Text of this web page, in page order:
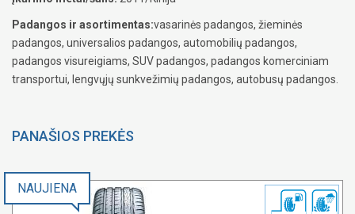
Padangos ir asortimentas:vasarinės padangos, žieminės
padangos, universalios padangos, automobilių padangos,
padangos visureigiams, SUV padangos, padangos komerciniam
transportui, lengvųjų sunkvežimių padangos, autobusų padangos.
PANAŠIOS PREKĖS
NAUJIENA